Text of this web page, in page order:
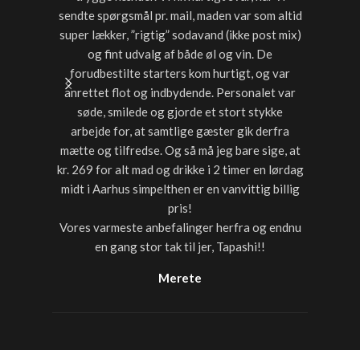
sendte spørgsmål pr. mail, maden var som altid
super lækker, ”rigtig” sodavand (ikke post mix)
og fint udvalg af både øl og vin. De
forudbestilte starters kom hurtigt, og var
anrettet flot og indbydende. Personalet var
søde, smilede og gjorde et stort stykke
arbejde for, at samtlige gæster gik derfra
mætte og tilfredse. Og så må jeg bare sige, at
kr. 269 for alt mad og drikke i 2 timer en lørdag
midt i Aarhus simpelthen er en vanvittig billig
pris!
Vores varmeste anbefalinger herfra og endnu
en gang stor tak til jer, Tapashi!!
Merete